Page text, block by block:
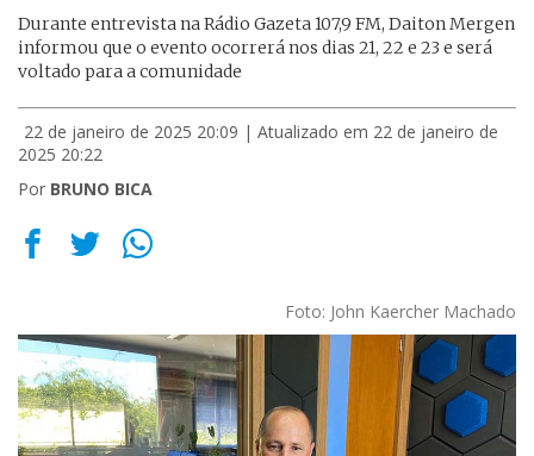
Durante entrevista na Rádio Gazeta 107,9 FM, Daiton Mergen
informou que o evento ocorrerá nos dias 21, 22 e 23 e será
voltado para a comunidade
22 de janeiro de 2025 20:09 | Atualizado em 22 de janeiro de
2025 20:22
Por BRUNO BICA
Foto: John Kaercher Machado